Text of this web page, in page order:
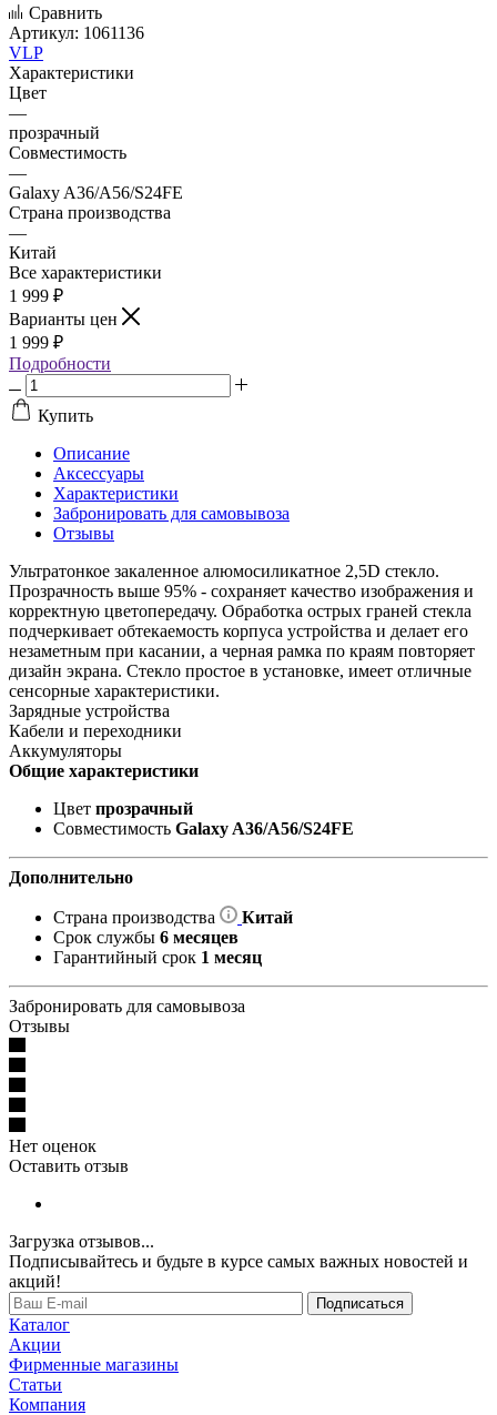
Сравнить
Артикул: 1061136
VLP
Характеристики
Цвет
—
прозрачный
Совместимость
—
Galaxy A36/A56/S24FE
Страна производства
—
Китай
Все характеристики
1 999 ₽
Варианты цен
1 999 ₽
Подробности
Купить
Описание
Аксессуары
Характеристики
Забронировать для самовывоза
Отзывы
Ультратонкое закаленное алюмосиликатное 2,5D стекло.
Прозрачность выше 95% - сохраняет качество изображения и
корректную цветопередачу. Обработка острых граней стекла
подчеркивает обтекаемость корпуса устройства и делает его
незаметным при касании, а черная рамка по краям повторяет
дизайн экрана. Стекло простое в установке, имеет отличные
сенсорные характеристики.
Зарядные устройства
Кабели и переходники
Аккумуляторы
Общие характеристики
Цвет прозрачный
Совместимость Galaxy A36/A56/S24FE
Дополнительно
Страна производства
Китай
Срок службы 6 месяцев
Гарантийный срок 1 месяц
Забронировать для самовывоза
Отзывы
Нет оценок
Оставить отзыв
Загрузка отзывов...
Подписывайтесь и будьте в курсе самых важных новостей и
акций!
Подписаться
Каталог
Акции
Фирменные магазины
Статьи
Компания